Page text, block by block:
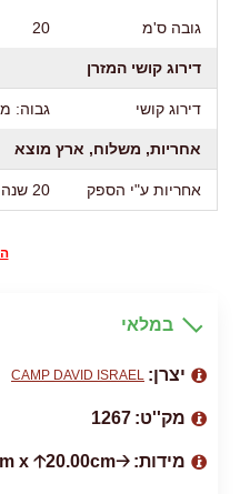
גובה ס'מ 20
דירוג קושי המזרן
דירוג קושי גבוה: מזרן
אחריות, משלוח, ארץ מוצא
אחריות ע"י הספק 20 שנה
במלאי
יצרן: CAMP DAVID ISRAEL
מק''ט: 1267
מידות: 🡢190.00cm x 🡥120.00cm x 🡡20.00cm